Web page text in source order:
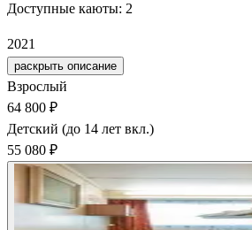
Доступные каюты: 2
2021
раскрыть описание
Взрослый
64 800 ₽
Детский (до 14 лет вкл.)
55 080 ₽